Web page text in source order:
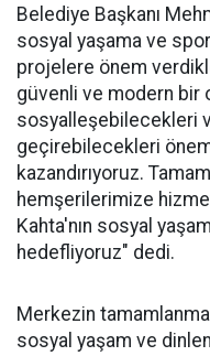
Belediye Başkanı
sosyal yaşama ve
projelere önem
güvenli ve modern bir
sosyalleşebilecekleri
geçirebilecekleri
kazandırıyoruz.
hemşerilerimize
Kahta'nın sosyal
hedefliyoruz" dedi.
Merkezin
sosyal yaşam ve